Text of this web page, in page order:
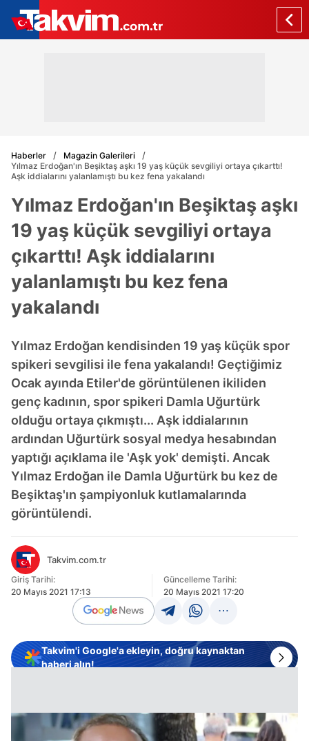
Haberler
Magazin Galerileri
Yılmaz Erdoğan'ın Beşiktaş aşkı 19 yaş küçük sevgiliyi ortaya çıkarttı!
Aşk iddialarını yalanlamıştı bu kez fena yakalandı
Yılmaz Erdoğan'ın Beşiktaş aşkı
19 yaş küçük sevgiliyi ortaya
çıkarttı! Aşk iddialarını
yalanlamıştı bu kez fena
yakalandı
Yılmaz Erdoğan kendisinden 19 yaş küçük spor
spikeri sevgilisi ile fena yakalandı! Geçtiğimiz
Ocak ayında Etiler'de görüntülenen ikiliden
genç kadının, spor spikeri Damla Uğurtürk
olduğu ortaya çıkmıştı... Aşk iddialarının
ardından Uğurtürk sosyal medya hesabından
yaptığı açıklama ile 'Aşk yok' demişti. Ancak
Yılmaz Erdoğan ile Damla Uğurtürk bu kez de
Beşiktaş'ın şampiyonluk kutlamalarında
görüntülendi.
Takvim.com.tr
Giriş Tarihi:
20 Mayıs 2021 17:13
Güncelleme Tarihi:
20 Mayıs 2021 17:20
Takvim'i Google'a ekleyin, doğru kaynaktan
haberi alın!